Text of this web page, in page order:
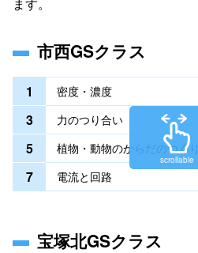
ます。
市西GSクラス
1 密度・濃度
3 力のつり合い
5 植物・動物のからだのつくり
7 電流と回路
scrollable
宝塚北GSクラス